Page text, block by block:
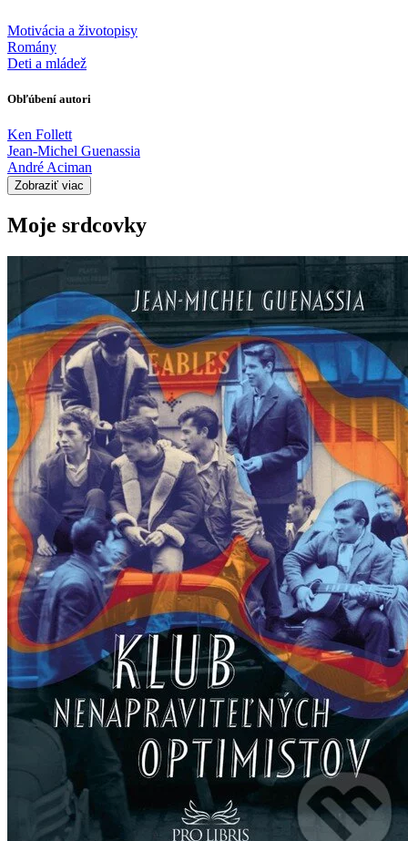
Motivácia a životopisy
Romány
Deti a mládež
Obľúbení autori
Ken Follett
Jean-Michel Guenassia
André Aciman
Zobraziť viac
Moje srdcovky